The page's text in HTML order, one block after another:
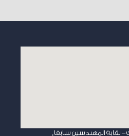
– نقابة المهندسين سابقا,